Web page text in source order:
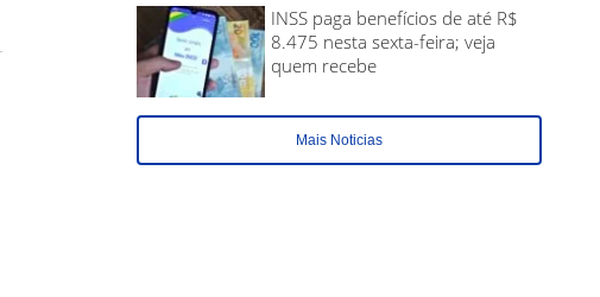
INSS paga benefícios de até R$
8.475 nesta sexta-feira; veja
quem recebe
Mais Noticias